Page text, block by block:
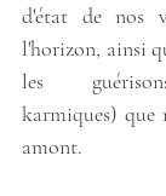
d'état de nos
l'horizon, ainsi
les
karmiques) que
amont.